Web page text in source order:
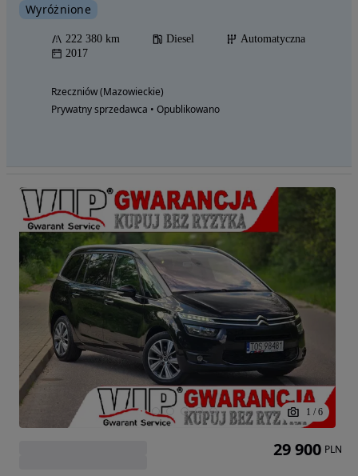
Wyróżnione
222 380 km Diesel
Automatyczna
2017
Rzeczniów (Mazowieckie)
Prywatny sprzedawca • Opublikowano
1 / 6
29 900 PLN